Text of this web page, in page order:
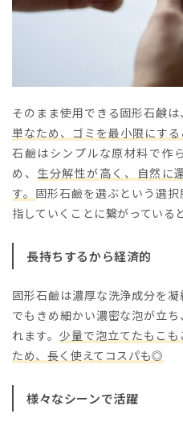
そのまま使用できる固形石鹸は
単なため、ゴミを最小限にす
石鹼はシンプルな原材料で作
め、 生分解性が高く、自然に
す。 固形石鹼を選ぶという選
指していくことに繋がっている
長持ちするから経済的
固形石鹼は濃厚な洗浄成分を
でもきめ細かい濃密な泡が立
れます。 少量で泡立てたもこ
ため、長く使えてコスパも◎
様々なシーンで活躍